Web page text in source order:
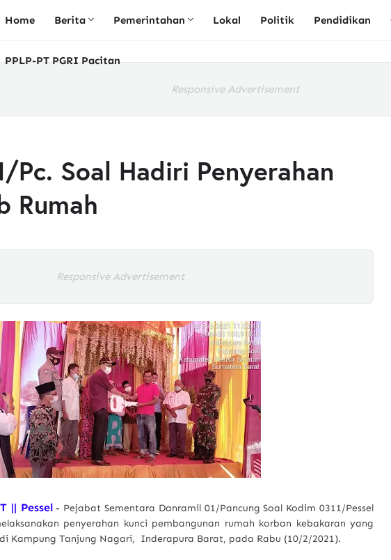
Home Berita Pemerintahan Lokal Politik Pendidikan
PPLP-PT PGRI Pacitan
Responsive Advertisement
Pc. Soal Hadiri Penyerahan
Rumah
Responsive Advertisement
|| Pessel - Pejabat Sementara Danramil 01/Pancung Soal Kodim 0311/Pessel
penyerahan kunci pembangunan rumah korban kebakaran yang
Kampung Tanjung Nagari, Inderapura Barat, pada Rabu (10/2/2021).